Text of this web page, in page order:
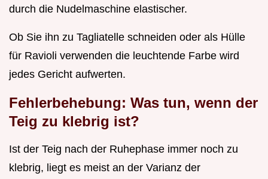
durch die Nudelmaschine elastischer.
Ob Sie ihn zu Tagliatelle schneiden oder als Hülle
für Ravioli verwenden die leuchtende Farbe wird
jedes Gericht aufwerten.
Fehlerbehebung: Was tun, wenn der
Teig zu klebrig ist?
Ist der Teig nach der Ruhephase immer noch zu
klebrig, liegt es meist an der Varianz der